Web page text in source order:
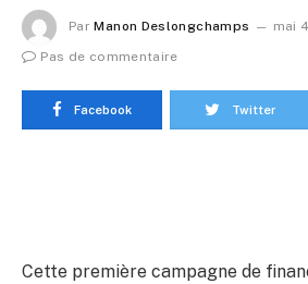
Par Manon Deslongchamps
mai
Pas de commentaire
Facebook Twitter
Cette première campagne de